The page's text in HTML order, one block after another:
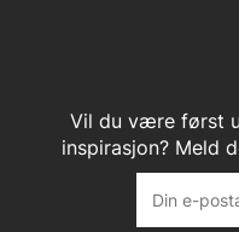
Vil du være først
inspirasjon? Meld